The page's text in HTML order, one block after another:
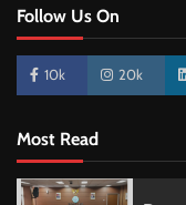
Follow Us On
10k 20k
Most Read